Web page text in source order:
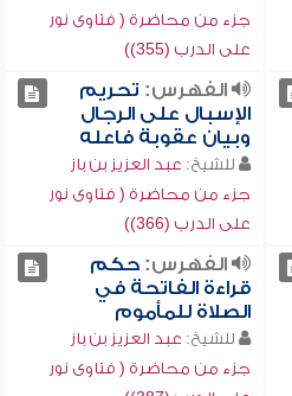
جزء من محاضرة ( فتاوى نور
على الدرب (355))
الفهرس: تحريم
الإسبال على الرجال
وبيان عقوبة فاعله
للشيخ: عبد العزيز بن باز
جزء من محاضرة ( فتاوى نور
على الدرب (366))
الفهرس:حكم
قراءة الفاتحة في
الصلاة للمأموم
للشيخ: عبد العزيز بن باز
جزء من محاضرة ( فتاوى نور